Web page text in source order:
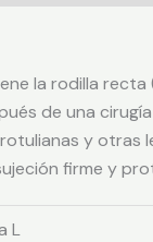
la rodilla
de una
y otras
firme y
L